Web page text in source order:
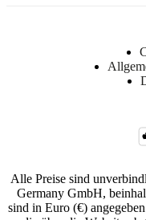
Alle Preise sind
Germany GmbH,
sind in Euro (€)